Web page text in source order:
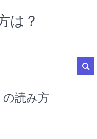
は？
の読み方